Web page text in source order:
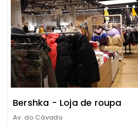
Bershka - Loja de roupa
Av. do Cávado